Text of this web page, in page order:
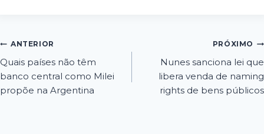
ANTERIOR
Quais países não têm
banco central como Milei
propõe na Argentina
PRÓXIMO
Nunes sanciona lei que
libera venda de naming
rights de bens públicos